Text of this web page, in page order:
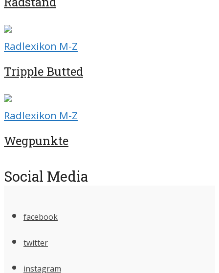
Radlexikon M-Z
Tripple Butted
Radlexikon M-Z
Wegpunkte
Social Media
facebook
twitter
instagram